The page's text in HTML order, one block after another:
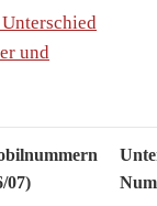
und
07)